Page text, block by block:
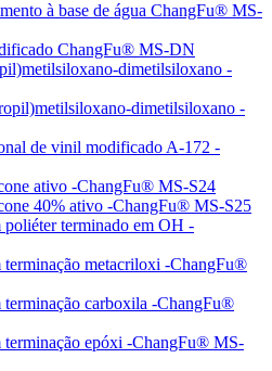
à base de água ChangFu® MS-
ChangFu® MS-DN
dimetilsiloxano -
dimetilsiloxano -
de vinil modificado A-172 -
ativo -ChangFu® MS-S24
40% ativo -ChangFu® MS-S25
terminado em OH -
metacriloxi -ChangFu®
carboxila -ChangFu®
epóxi -ChangFu® MS-